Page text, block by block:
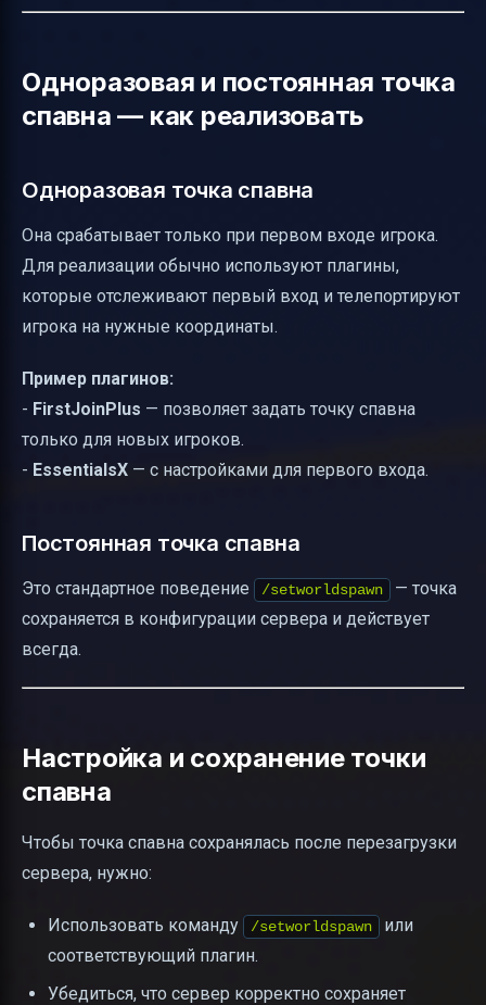
Одноразовая и постоянная точка
спавна — как реализовать
Одноразовая точка спавна
Она срабатывает только при первом входе игрока.
Для реализации обычно используют плагины,
которые отслеживают первый вход и телепортируют
игрока на нужные координаты.
Пример плагинов:
- FirstJoinPlus — позволяет задать точку спавна
только для новых игроков.
- EssentialsX — с настройками для первого входа.
Постоянная точка спавна
Это стандартное поведение /setworldspawn
— точка
сохраняется в конфигурации сервера и действует
всегда.
Настройка и сохранение точки
спавна
Чтобы точка спавна сохранялась после перезагрузки
сервера, нужно:
Использовать команду /setworldspawn
или
соответствующий плагин.
Убедиться, что сервер корректно сохраняет